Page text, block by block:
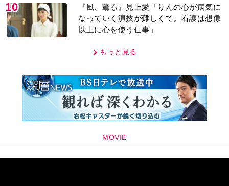
10
『風、薫る』見上愛「りんの心が病気に
なっていく演技が難しくて。看護は想像
以上に心を使う仕事」
もっと見る
MOVIE